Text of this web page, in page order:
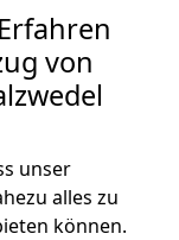
von
unser
alles zu
können.